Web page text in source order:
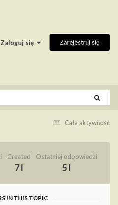
się Zarejestruj się
Cała aktywność
Created
7 l
Ostatniej odpowiedzi
5 l
IN THIS TOPIC